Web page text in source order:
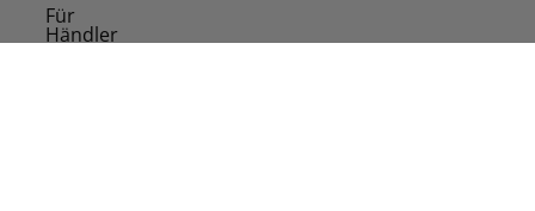
Für
Händler